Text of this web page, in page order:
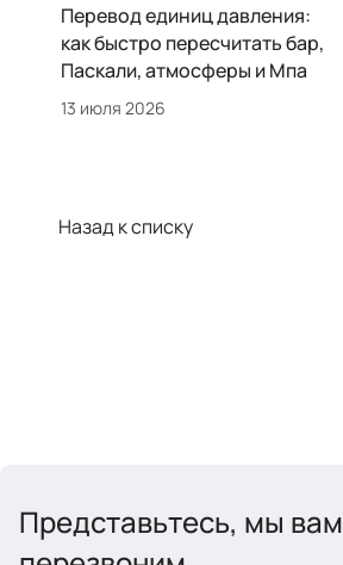
Перевод единиц давления:
как быстро пересчитать бар,
Паскали, атмосферы и Мпа
13 июля 2026
Назад к списку
Представьтесь, мы вам